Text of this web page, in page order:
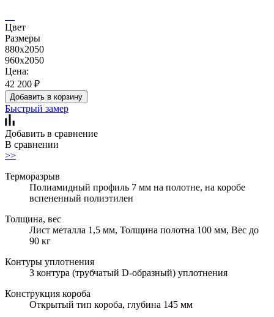
Цвет
Размеры
880x2050
960x2050
Цена:
42 200 ₽
Добавить в корзину
Быстрый замер
Добавить в сравнение
В сравнении
>>
Терморазрыв
Полиамидный профиль 7 мм на полотне, на коробе
вспененный полиэтилен
Толщина, вес
Лист металла 1,5 мм, Толщина полотна 100 мм, Вес до
90 кг
Контуры уплотнения
3 контура (трубчатый D-образный) уплотнения
Конструкция короба
Открытый тип короба, глубина 145 мм